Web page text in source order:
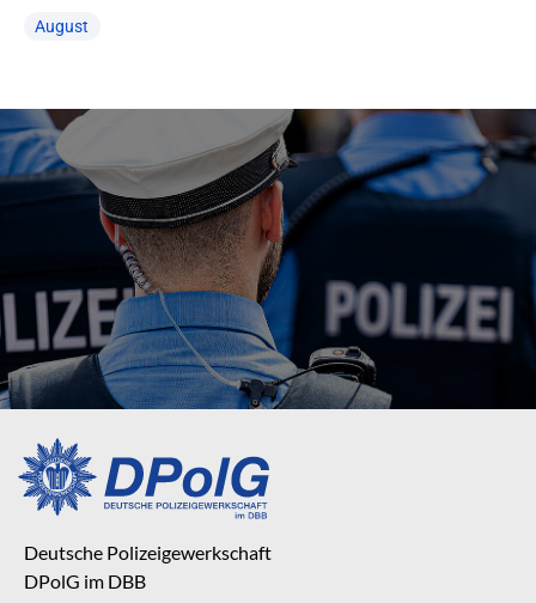
August
Deutsche Polizeigewerkschaft
DPolG im DBB